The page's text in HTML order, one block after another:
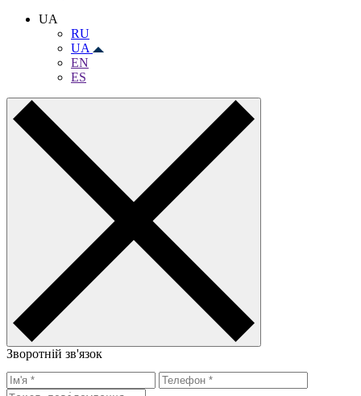
UA
RU
UA
EN
ES
Зворотній зв'язок